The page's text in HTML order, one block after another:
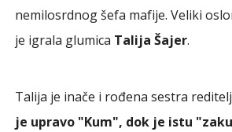
nemilosrdnog šefa mafije. Veliki
je igrala glumica Talija Šajer.
Talija je inače i rođena sestra
je upravo "Kum", dok je istu